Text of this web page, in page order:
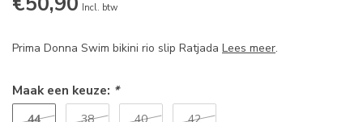
Incl. btw
Prima Donna Swim bikini rio slip Ratjada Lees meer.
Maak een keuze: *